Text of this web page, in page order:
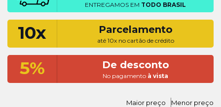
ENTREGAMOS EM TODO BRASIL
10x Parcelamento
até 10x no cartão de crédito
5% De desconto
No pagamento à vista
Maior preço Menor preço